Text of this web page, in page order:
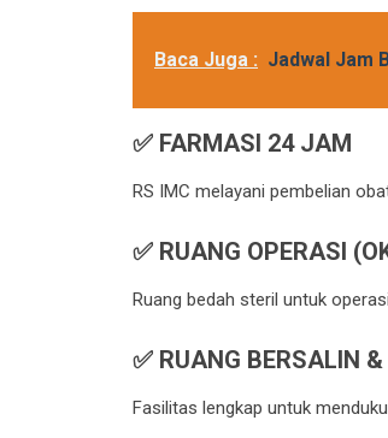
Baca Juga : Jadwal Jam
✅ FARMASI 24 JAM
RS IMC melayani pembelian
✅ RUANG OPERASI
Ruang bedah steril untuk
✅ RUANG BERSALIN
Fasilitas lengkap untuk